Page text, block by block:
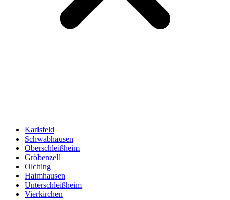
Karlsfeld
Schwabhausen
Oberschleißheim
Gröbenzell
Olching
Haimhausen
Unterschleißheim
Vierkirchen